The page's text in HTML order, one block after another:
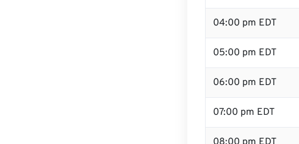
04:00 pm EDT
05:00 pm EDT
06:00 pm EDT
07:00 pm EDT